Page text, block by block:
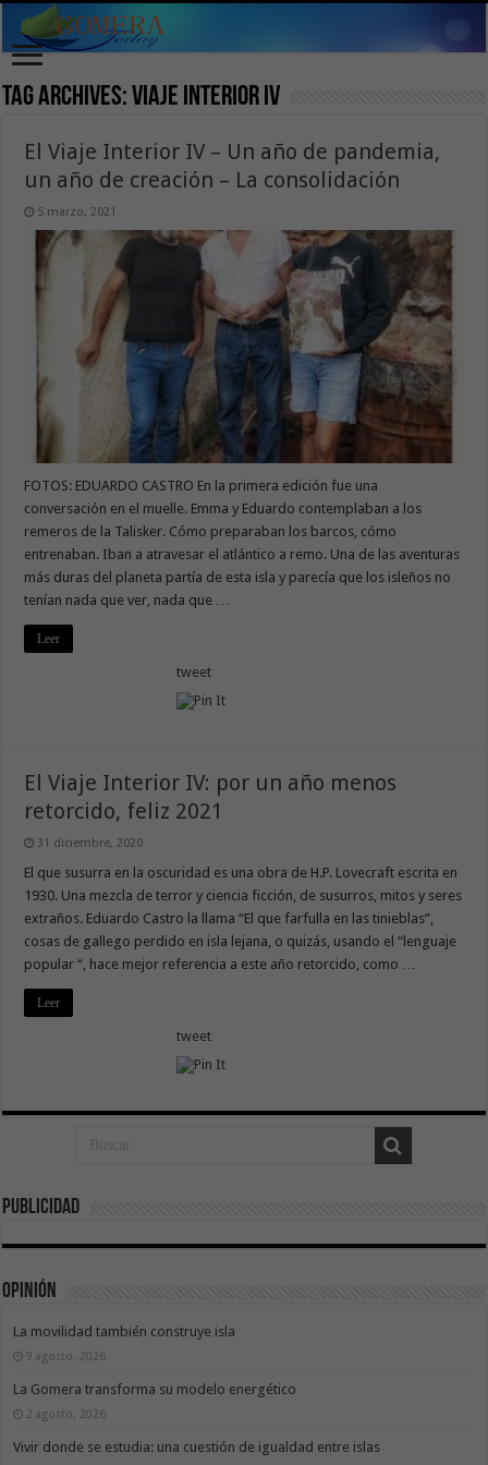
Tag Archives:Viaje Interior IV
El Viaje Interior IV – Un año de pandemia,
un año de creación – La consolidación
5 marzo, 2021
FOTOS: EDUARDO CASTRO En la primera edición fue una
conversación en el muelle. Emma y Eduardo contemplaban a los
remeros de la Talisker. Cómo preparaban los barcos, cómo
entrenaban. Iban a atravesar el atlántico a remo. Una de las aventuras
más duras del planeta partía de esta isla y parecía que los isleños no
tenían nada que ver, nada que …
Leer
tweet
El Viaje Interior IV: por un año menos
retorcido, feliz 2021
31 diciembre, 2020
El que susurra en la oscuridad es una obra de H.P. Lovecraft escrita en
1930. Una mezcla de terror y ciencia ficción, de susurros, mitos y seres
extraños. Eduardo Castro la llama “El que farfulla en las tinieblas”,
cosas de gallego perdido en isla lejana, o quizás, usando el “lenguaje
popular “, hace mejor referencia a este año retorcido, como …
Leer
tweet
Publicidad
Opinión
La movilidad también construye isla
9 agosto, 2026
La Gomera transforma su modelo energético
2 agosto, 2026
Vivir donde se estudia: una cuestión de igualdad entre islas